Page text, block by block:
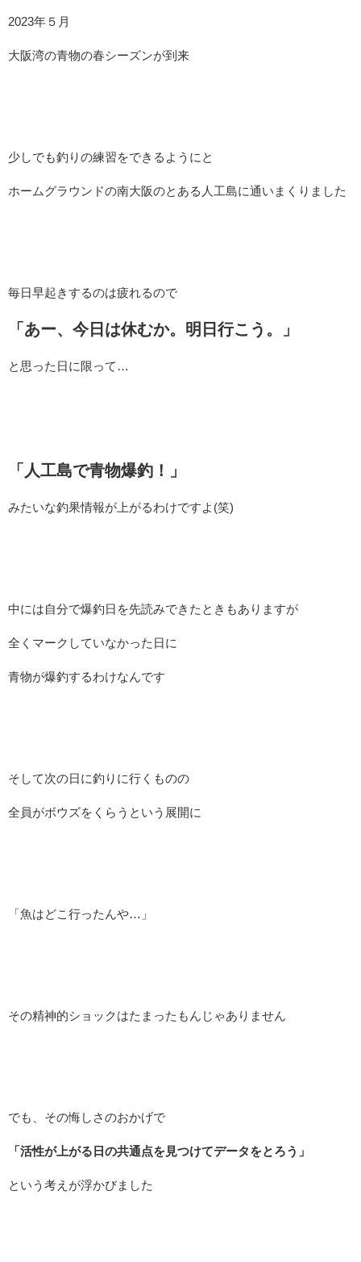
2023年５月
大阪湾の青物の春シーズンが到来
少しでも釣りの練習をできるようにと
ホームグラウンドの南大阪のとある人工島に通いまくりました
毎日早起きするのは疲れるので
「あー、今日は休むか。明日行こう。」
と思った日に限って…
「人工島で青物爆釣！」
みたいな釣果情報が上がるわけですよ(笑)
中には自分で爆釣日を先読みできたときもありますが
全くマークしていなかった日に
青物が爆釣するわけなんです
そして次の日に釣りに行くものの
全員がボウズをくらうという展開に
「魚はどこ行ったんや…」
その精神的ショックはたまったもんじゃありません
でも、その悔しさのおかげで
「活性が上がる日の共通点を見つけてデータをとろう」
という考えが浮かびました